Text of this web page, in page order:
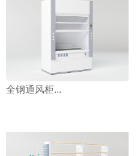
全钢通风柜...